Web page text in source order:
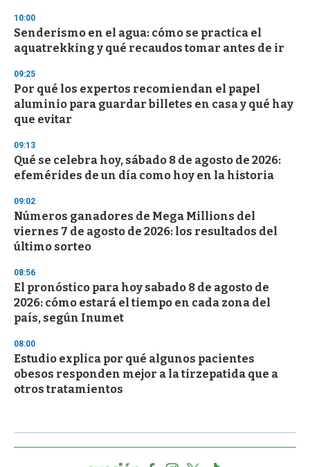
10:00
Senderismo en el agua: cómo se practica el
aquatrekking y qué recaudos tomar antes de ir
09:25
Por qué los expertos recomiendan el papel
aluminio para guardar billetes en casa y qué hay
que evitar
09:13
Qué se celebra hoy, sábado 8 de agosto de 2026:
efemérides de un día como hoy en la historia
09:02
Números ganadores de Mega Millions del
viernes 7 de agosto de 2026: los resultados del
último sorteo
08:56
El pronóstico para hoy sabado 8 de agosto de
2026: cómo estará el tiempo en cada zona del
país, según Inumet
08:00
Estudio explica por qué algunos pacientes
obesos responden mejor a la tirzepatida que a
otros tratamientos